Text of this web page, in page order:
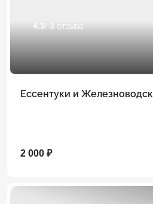
4.3/ 3 отзыва
Ессентуки и Железноводск
2 000 ₽